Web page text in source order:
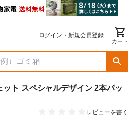
ログイン・新規会員登録
カート
ット スペシャルデザイン 2本パッ
レビューを書く